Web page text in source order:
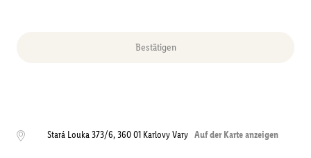
Bestätigen
Stará Louka 373/6,360 01 Karlovy Vary Auf der Karte anzeigen